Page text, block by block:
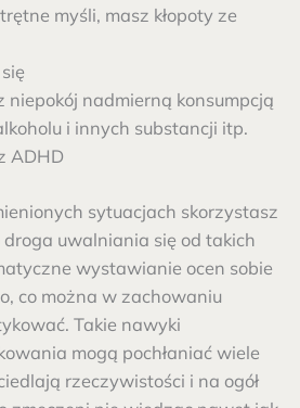
myśli, masz kłopoty ze
niepokój nadmierną konsumpcją
i innych substancji itp.
ADHD
sytuacjach skorzystasz
uwalniania się od takich
wystawianie ocen sobie
co można w zachowaniu
Takie nawyki
mogą pochłaniać wiele
rzeczywistości i na ogół